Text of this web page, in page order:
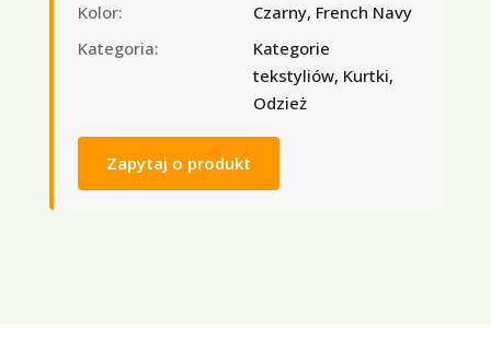
Kolor:
Czarny, French Navy
Kategoria:
Kategorie
tekstyliów, Kurtki,
Odzież
Zapytaj o produkt